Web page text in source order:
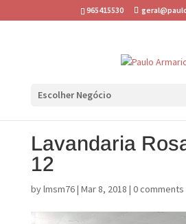
965415530
Escolher Negócio
Lavandaria
12
bylmsm76| Mar 8, 2018 | 0 comments